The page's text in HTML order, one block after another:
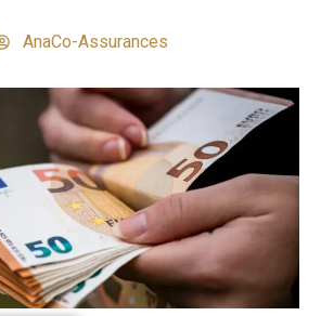
AnaCo-Assurances